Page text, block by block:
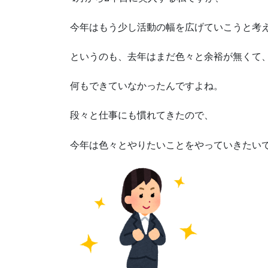
今年はもう少し活動の幅を広げていこうと考
というのも、去年はまだ色々と余裕が無くて、
何もできていなかったんですよね。
段々と仕事にも慣れてきたので、
今年は色々とやりたいことをやっていきたい